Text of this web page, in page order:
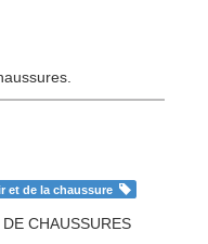
et de la chaussure
CHAUSSURES